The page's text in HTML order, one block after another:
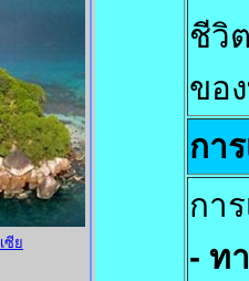
ซีย
ชีวิ
ขอ
กา
กา
- ท